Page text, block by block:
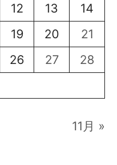
12 13
14
19 20
21
26 27
28
11月 »